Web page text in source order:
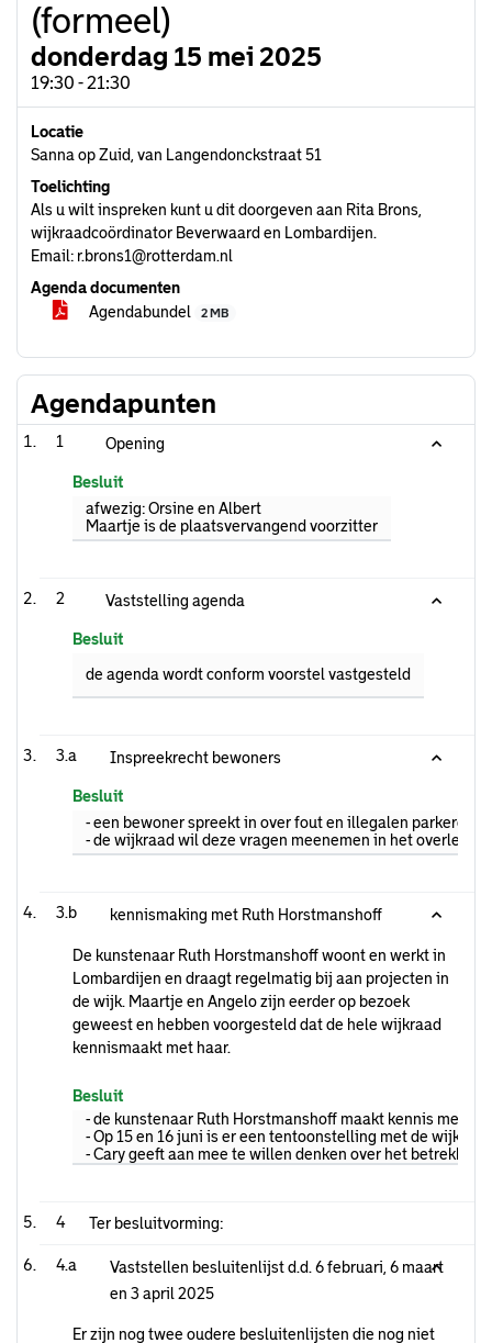
(formeel)
donderdag 15 mei 2025
19:30 - 21:30
Locatie
Sanna op Zuid, van Langendonckstraat 51
Toelichting
Als u wilt inspreken kunt u dit doorgeven aan Rita Brons,
wijkraadcoördinator Beverwaard en Lombardijen.
Email: r.brons1@rotterdam.nl
Agenda documenten
Agendabundel
2 MB
Agendapunten
1 Opening
Besluit
afwezig: Orsine en Albert
Maartje is de plaatsvervangend voorzitter
2 Vaststelling agenda
Besluit
de agenda wordt conform voorstel vastgesteld
3.a Inspreekrecht bewoners
Besluit
- een bewoner spreekt in over fout en illegalen parkeren
- de wijkraad wil deze vragen meenemen in het overleg
3.b kennismaking met Ruth Horstmanshoff
De kunstenaar Ruth Horstmanshoff woont en werkt in
Lombardijen en draagt regelmatig bij aan projecten in
de wijk. Maartje en Angelo zijn eerder op bezoek
geweest en hebben voorgesteld dat de hele wijkraad
kennismaakt met haar.
Besluit
- de kunstenaar Ruth Horstmanshoff maakt kennis met
- Op 15 en 16 juni is er een tentoonstelling met de
- Cary geeft aan mee te willen denken over het betrekken
4 Ter besluitvorming:
4.a
Vaststellen besluitenlijst d.d. 6 februari, 6 maart
en 3 april 2025
Er zijn nog twee oudere besluitenlijsten die nog niet